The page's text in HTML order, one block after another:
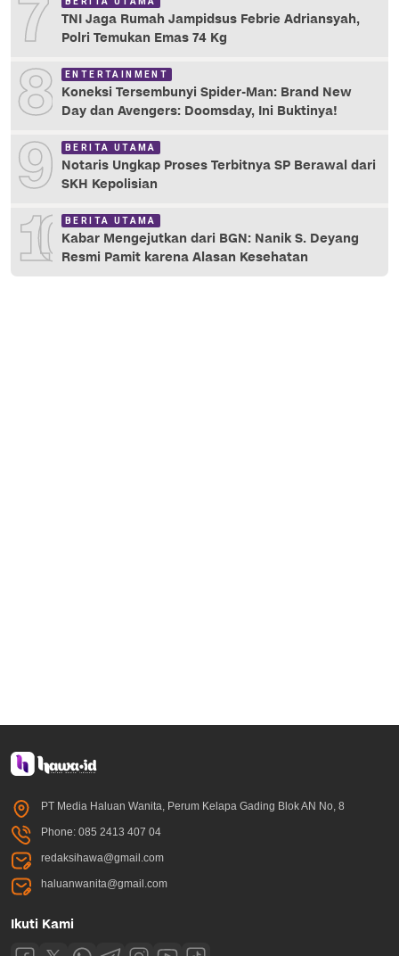
7
TNI Jaga Rumah Jampidsus Febrie Adriansyah,
Polri Temukan Emas 74 Kg
8 ENTERTAINMENT
Koneksi Tersembunyi Spider-Man: Brand New
Day dan Avengers: Doomsday, Ini Buktinya!
9 BERITA UTAMA
Notaris Ungkap Proses Terbitnya SP Berawal dari
SKH Kepolisian
10 BERITA UTAMA
Kabar Mengejutkan dari BGN: Nanik S. Deyang
Resmi Pamit karena Alasan Kesehatan
PT Media Haluan Wanita, Perum Kelapa Gading Blok AN No, 8
Phone: 085 2413 407 04
redaksihawa@gmail.com
haluanwanita@gmail.com
Ikuti Kami